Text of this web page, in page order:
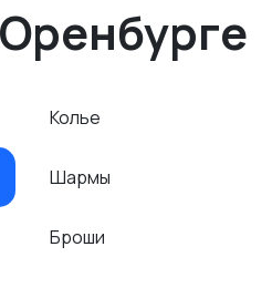
Колье
Шармы
Броши